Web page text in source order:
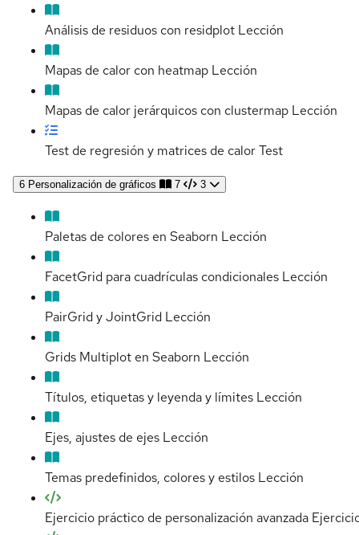
Análisis de residuos con residplot Lección
Mapas de calor con heatmap Lección
Mapas de calor jerárquicos con clustermap Lección
Test de regresión y matrices de calorTest
6 Personalización de gráficos 7 3
Paletas de colores en Seaborn Lección
FacetGrid para cuadrículas condicionales Lección
PairGrid y JointGrid Lección
Grids Multiplot en Seaborn Lección
Títulos, etiquetas y leyenda y límites Lección
Ejes, ajustes de ejes Lección
Temas predefinidos, colores y estilos Lección
Ejercicio práctico de personalización avanzada